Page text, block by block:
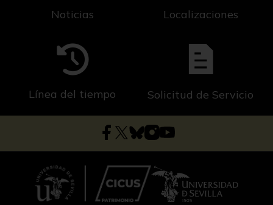
Noticias Localizaciones
Línea del tiempo Solicitud de Servicio